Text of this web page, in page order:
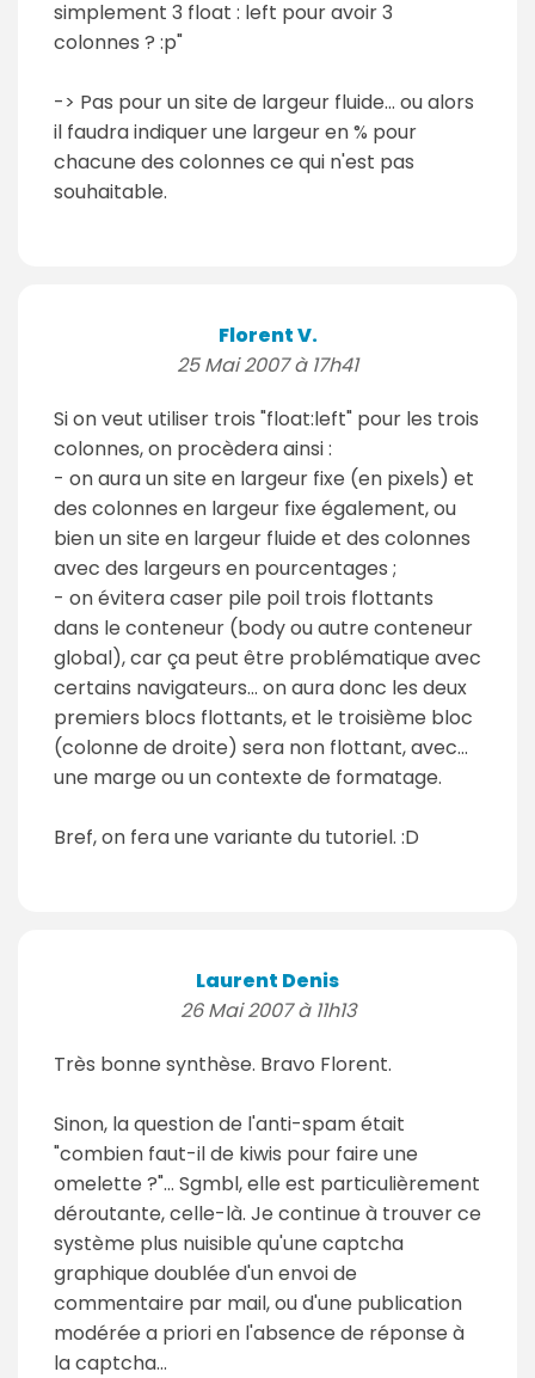
simplement 3 float : left pour avoir 3
colonnes ? :p"
-> Pas pour un site de largeur fluide... ou alors
il faudra indiquer une largeur en % pour
chacune des colonnes ce qui n'est pas
souhaitable.
Florent V.
25 Mai 2007 à 17h41
Si on veut utiliser trois "float:left" pour les trois
colonnes, on procèdera ainsi :
- on aura un site en largeur fixe (en pixels) et
des colonnes en largeur fixe également, ou
bien un site en largeur fluide et des colonnes
avec des largeurs en pourcentages ;
- on évitera caser pile poil trois flottants
dans le conteneur (body ou autre conteneur
global), car ça peut être problématique avec
certains navigateurs... on aura donc les deux
premiers blocs flottants, et le troisième bloc
(colonne de droite) sera non flottant, avec...
une marge ou un contexte de formatage.
Bref, on fera une variante du tutoriel. :D
Laurent Denis
26 Mai 2007 à 11h13
Très bonne synthèse. Bravo Florent.
Sinon, la question de l'anti-spam était
"combien faut-il de kiwis pour faire une
omelette ?"... Sgmbl, elle est particulièrement
déroutante, celle-là. Je continue à trouver ce
système plus nuisible qu'une captcha
graphique doublée d'un envoi de
commentaire par mail, ou d'une publication
modérée a priori en l'absence de réponse à
la captcha...